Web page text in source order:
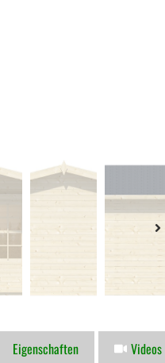
Eigenschaften Videos